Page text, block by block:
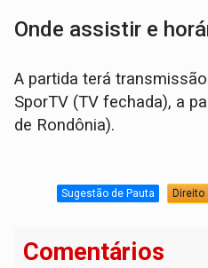
Onde assistir e
A partida terá
SporTV (TV fechada), a
de Rondônia).
Sugestão de Pauta Direito
Comentários